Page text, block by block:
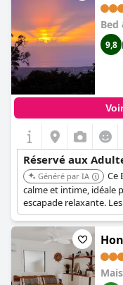
Bed
9,8
Réservé aux
Généré par IA
Ce
calme et intime, idéale
escapade relaxante.
soleil et le service